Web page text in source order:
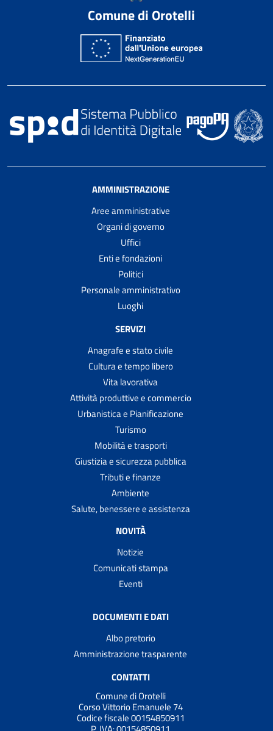
Comune di Orotelli
AMMINISTRAZIONE
Aree amministrative
Organi di governo
Uffici
Enti e fondazioni
Politici
Personale amministrativo
Luoghi
SERVIZI
Anagrafe e stato civile
Cultura e tempo libero
Vita lavorativa
Attività produttive e commercio
Urbanistica e Pianificazione
Turismo
Mobilità e trasporti
Giustizia e sicurezza pubblica
Tributi e finanze
Ambiente
Salute, benessere e assistenza
NOVITÀ
Notizie
Comunicati stampa
Eventi
DOCUMENTI E DATI
Albo pretorio
Amministrazione trasparente
CONTATTI
Comune di Orotelli
Corso Vittorio Emanuele 74
Codice fiscale 00154850911